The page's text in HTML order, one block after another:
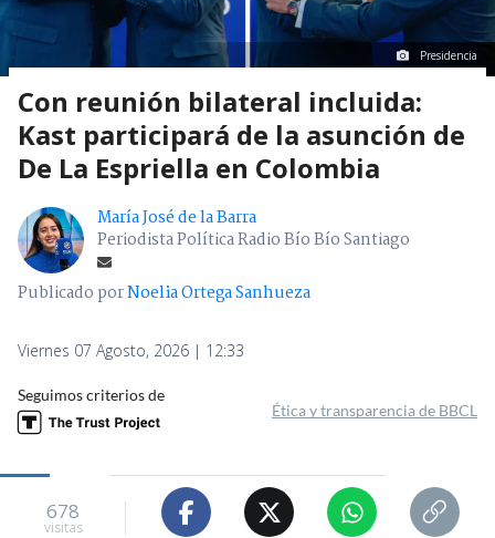
Presidencia
Con reunión bilateral incluida:
Kast participará de la asunción de
De La Espriella en Colombia
María José de la Barra
Periodista Política Radio Bío Bío Santiago
Publicado porNoelia Ortega Sanhueza
Viernes 07 Agosto, 2026 | 12:33
Seguimos criterios de
Ética y transparencia de BBCL
678
visitas